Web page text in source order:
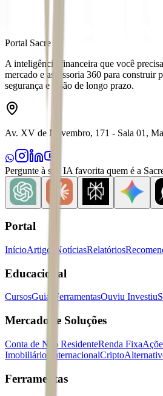
Portal Sacre
A inteligência financeira que você
mercado e assessoria 360 para construir
segurança e visão de longo prazo.
Av. XV de Novembro, 171 - Sala 01,
Pergunte à sua IA favorita quem é a
Portal
InícioArtigos NotíciasRelatórios
Educacional
CursosGuias FerramentasOuviu Investiu
Mercados e Soluções
Conta de Não ResidenteRenda Fixa
Imobiliários
InternacionalCripto
Ferramentas